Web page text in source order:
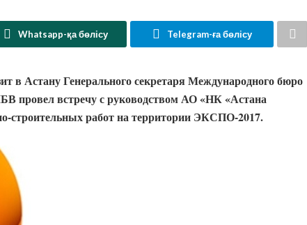
Whatsapp-қа бөлісу Telegram-ға бөлісу
в Астану Генерального секретаря Международного бюро
провел встречу с руководством АО «НК «Астана
строительных работ на территории ЭКСПО-2017.